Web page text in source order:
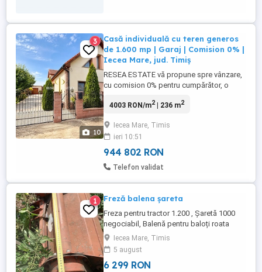
10
3
Casă individuală cu teren generos
de 1.600 mp | Garaj | Comision 0% |
Iecea Mare, jud. Timiș
RESEA ESTATE vă propune spre vânzare,
cu comision 0% pentru cumpărător, o
Mare, județul Timiș, ideală pentru o familie
liniște, spațiu și confort. Detalii tehnice:
Finalizată în 2012, locuința este construită
din cărămidă ...
4003 RON/m2| 236 m2
Iecea Mare, Timis
ieri 10:51
944 802 RON
Telefon validat
1 Freză balena șareta
Freza pentru tractor 1.200 , Șaretă 1000
negociabil, Balenă pentru baloți roata
cincea 1.100 negociabil
Iecea Mare, Timis
5 august
6 299 RON